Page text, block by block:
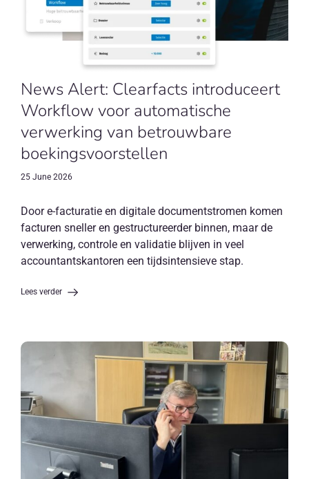
News Alert: Clearfacts introduceert
Workflow voor automatische
verwerking van betrouwbare
boekingsvoorstellen
25 June 2026
Door e-facturatie en digitale documentstromen komen
facturen sneller en gestructureerder binnen, maar de
verwerking, controle en validatie blijven in veel
accountantskantoren een tijdsintensieve stap.
Lees verder